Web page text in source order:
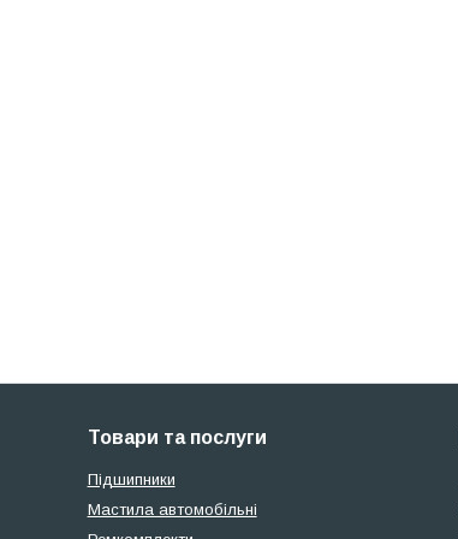
Товари та послуги
Підшипники
Мастила автомобільні